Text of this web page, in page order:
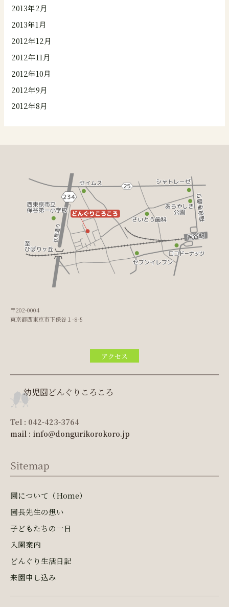
2013年2月
2013年1月
2012年12月
2012年11月
2012年10月
2012年9月
2012年8月
〒202-0004
東京都西東京市下保谷１-8-5
アクセス
幼児園どんぐりころころ
Tel : 042-423-3764
mail : info@dongurikorokoro.jp
Sitemap
園について（Home）
園長先生の想い
子どもたちの一日
入園案内
どんぐり生活日記
来園申し込み